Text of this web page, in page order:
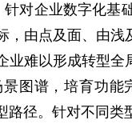
对企业数字化基
，由点及面、由
业难以形成转型
图谱，培育功
路径。针对不同